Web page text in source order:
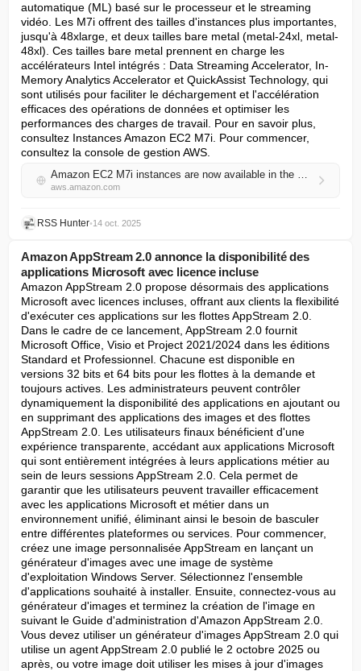
automatique (ML) basé sur le processeur et le streaming
vidéo. Les M7i offrent des tailles d'instances plus importantes,
jusqu'à 48xlarge, et deux tailles bare metal (metal-24xl, metal-
48xl). Ces tailles bare metal prennent en charge les
accélérateurs Intel intégrés : Data Streaming Accelerator, In-
Memory Analytics Accelerator et QuickAssist Technology, qui
sont utilisés pour faciliter le déchargement et l'accélération
efficaces des opérations de données et optimiser les
performances des charges de travail. Pour en savoir plus,
consultez Instances Amazon EC2 M7i. Pour commencer,
consultez la console de gestion AWS.
Amazon EC2 M7i instances are now available in the Europe (Milan) Region
aws.amazon.com
RSS Hunter•14 oct. 2025
Amazon AppStream 2.0 annonce la disponibilité des
applications Microsoft avec licence incluse
Amazon AppStream 2.0 propose désormais des applications
Microsoft avec licences incluses, offrant aux clients la flexibilité
d'exécuter ces applications sur les flottes AppStream 2.0.
Dans le cadre de ce lancement, AppStream 2.0 fournit
Microsoft Office, Visio et Project 2021/2024 dans les éditions
Standard et Professionnel. Chacune est disponible en
versions 32 bits et 64 bits pour les flottes à la demande et
toujours actives. Les administrateurs peuvent contrôler
dynamiquement la disponibilité des applications en ajoutant ou
en supprimant des applications des images et des flottes
AppStream 2.0. Les utilisateurs finaux bénéficient d'une
expérience transparente, accédant aux applications Microsoft
qui sont entièrement intégrées à leurs applications métier au
sein de leurs sessions AppStream 2.0. Cela permet de
garantir que les utilisateurs peuvent travailler efficacement
avec les applications Microsoft et métier dans un
environnement unifié, éliminant ainsi le besoin de basculer
entre différentes plateformes ou services. Pour commencer,
créez une image personnalisée AppStream en lançant un
générateur d'images avec une image de système
d'exploitation Windows Server. Sélectionnez l'ensemble
d'applications souhaité à installer. Ensuite, connectez-vous au
générateur d'images et terminez la création de l'image en
suivant le Guide d'administration d'Amazon AppStream 2.0.
Vous devez utiliser un générateur d'images AppStream 2.0 qui
utilise un agent AppStream 2.0 publié le 2 octobre 2025 ou
après, ou votre image doit utiliser les mises à jour d'images